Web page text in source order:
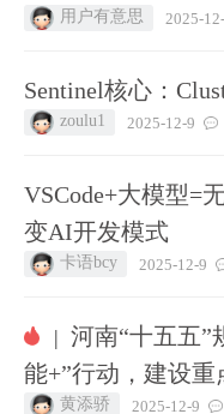
用户有意思 2025-
Sentinel核心：
zoulu1 2025-12-9
VSCode+大模型=
变AI开发模式
卡语bcy 2025-12-9
| 河南“十五五”
能+”行动，建设
黄添骄 2025-12-9